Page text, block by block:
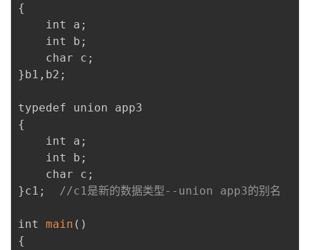
{
    int a
;
    int b
;
    char c
;
} b1 , b2 ;
{
    int a
;
    int b
;
    char c
;
}c1 ; //c1是新的数据类型--union app3的别名
int main ( )
{